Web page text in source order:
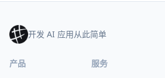
开发 AI 应用从此简单
产品 服务